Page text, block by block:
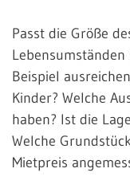
Passt die Größe
Beispiel
Kinder? Welche
haben? Ist die
Welche
Mietpreis